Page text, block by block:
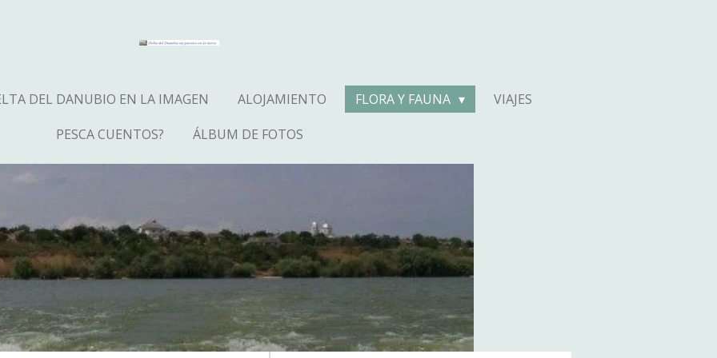
DEL DANUBIO EN LA IMAGEN ALOJAMIENTO FLORA Y FAUNA
VIAJES
PESCA CUENTOS?
ÁLBUM DE FOTOS